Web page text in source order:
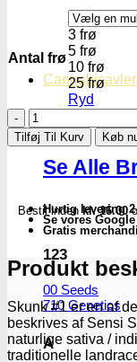
Se Alle
123
00 Seeds
710 Genetics
A
Antal frø
3 frø
5 frø
10 frø
25 frø
Ryd
Skunk
#1
-
Regulære
skunkfrø
Sensi
Seeds
Tilføj Til Kurv Køb
Bestil indenkl. 16.00
Hurtig levering
Se vores
Gratis
Produkt
Skunk #1 er en af
beskrives af Sensi
naturlige sativa /
traditionelle